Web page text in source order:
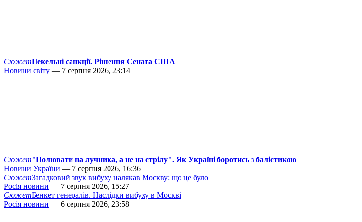
СюжетПекельні санкції. Рішення Сената США
Новини світу — 7 серпня 2026, 23:14
Сюжет"Полювати на лучника, а не на стрілу". Як Україні боротись з балістикою
Новини України — 7 серпня 2026, 16:36
СюжетЗагадковий звук вибуху налякав Москву: що це було
Росія новини — 7 серпня 2026, 15:27
СюжетБенкет генералів. Наслідки вибуху в Москві
Росія новини — 6 серпня 2026, 23:58